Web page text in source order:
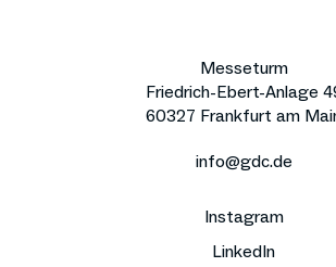
Messeturm
Friedrich-Ebert-Anlage
60327 Frankfurt am
info@gdc.de
Instagram
LinkedIn